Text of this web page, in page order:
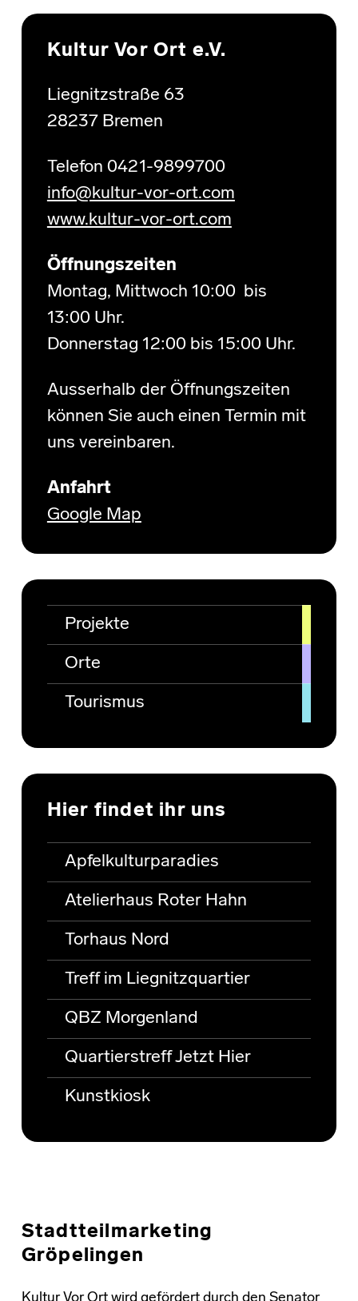
Skip back to main navigation
Kultur Vor Ort e.V.
Liegnitzstraße 63
28237 Bremen
Telefon 0421-9899700
info@kultur-vor-ort.com
www.kultur-vor-ort.com
Öffnungszeiten
Montag, Mittwoch 10:00 bis
13:00 Uhr.
Donnerstag 12:00 bis 15:00 Uhr.
Ausserhalb der Öffnungszeiten
können Sie auch einen Termin mit
uns vereinbaren.
Anfahrt
Google Map
Projekte
Orte
Tourismus
Hier findet ihr uns
Apfelkulturparadies
Atelierhaus Roter Hahn
Torhaus Nord
Treff im Liegnitzquartier
QBZ Morgenland
Quartierstreff Jetzt Hier
Kunstkiosk
Stadtteilmarketing
Gröpelingen